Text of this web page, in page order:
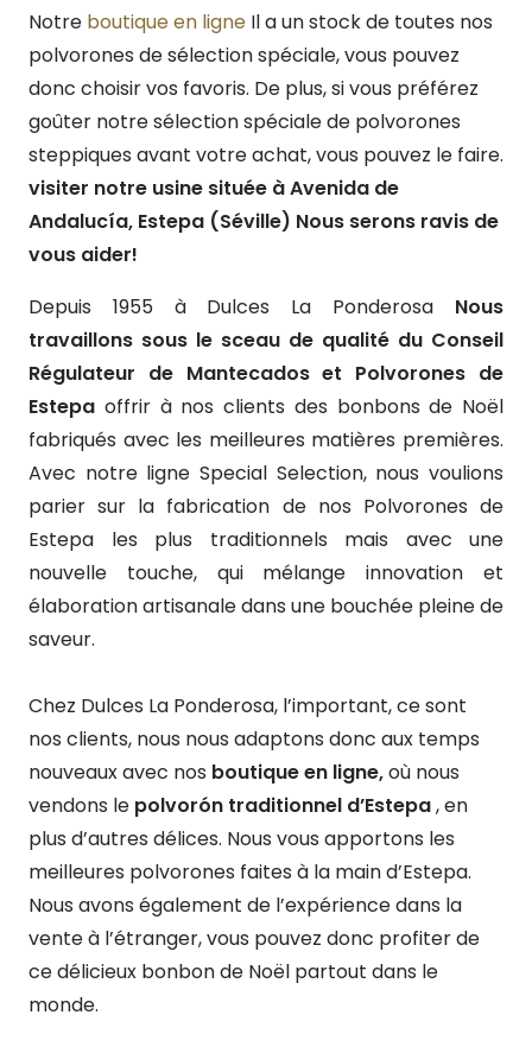
Notre boutique en ligne Il a un stock de toutes nos
polvorones de sélection spéciale, vous pouvez
donc choisir vos favoris. De plus, si vous préférez
goûter notre sélection spéciale de polvorones
steppiques avant votre achat, vous pouvez le faire.
visiter notre usine située à Avenida de
Andalucía, Estepa (Séville) Nous serons ravis de
vous aider!
Depuis 1955 à Dulces La Ponderosa Nous
travaillons sous le sceau de qualité du Conseil
Régulateur de Mantecados et Polvorones de
Estepa offrir à nos clients des bonbons de Noël
fabriqués avec les meilleures matières premières.
Avec notre ligne Special Selection, nous voulions
parier sur la fabrication de nos Polvorones de
Estepa les plus traditionnels mais avec une
nouvelle touche, qui mélange innovation et
élaboration artisanale dans une bouchée pleine de
saveur.
Chez Dulces La Ponderosa, l’important, ce sont
nos clients, nous nous adaptons donc aux temps
nouveaux avec nos boutique en ligne,où nous
vendons le polvorón traditionnel d’Estepa, en
plus d’autres délices. Nous vous apportons les
meilleures polvorones faites à la main d’Estepa.
Nous avons également de l’expérience dans la
vente à l’étranger, vous pouvez donc profiter de
ce délicieux bonbon de Noël partout dans le
monde.